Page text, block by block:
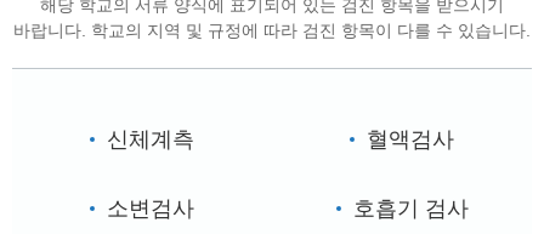
해당 학교의 서류 양식에 표기되어 있는 검진 항목을 받으시기
바랍니다. 학교의 지역 및 규정에 따라 검진 항목이 다를 수 있습니다.
신체계측 혈액검사
소변검사 호흡기 검사